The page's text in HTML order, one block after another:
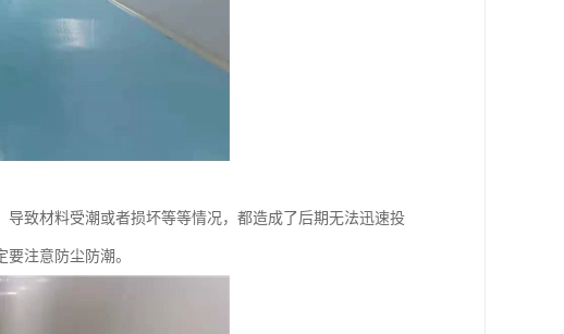
致材料受潮或者损坏等等情况，都造成了后期无法迅速投
注意防尘防潮。